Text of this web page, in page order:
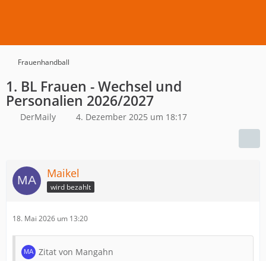
Frauenhandball
1. BL Frauen - Wechsel und
Personalien 2026/2027
DerMaily 4. Dezember 2025 um 18:17
Maikel
wird bezahlt
18. Mai 2026 um 13:20
Zitat von Mangahn